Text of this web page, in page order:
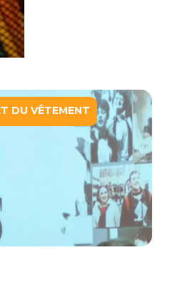
DU VÊTEMENT